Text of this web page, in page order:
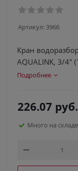
Артикул: 3966
Кран
AQUALINK, 3/4"
Подробнее
226.07 руб.
Много на складе